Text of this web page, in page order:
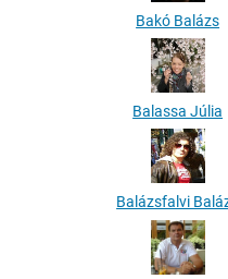
Bakó Balázs
Balassa Júlia
Balázsfalvi